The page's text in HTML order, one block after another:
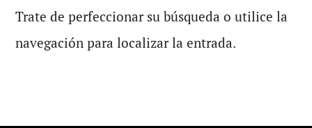
Trate de perfeccionar su búsqueda o utilice la
navegación para localizar la entrada.